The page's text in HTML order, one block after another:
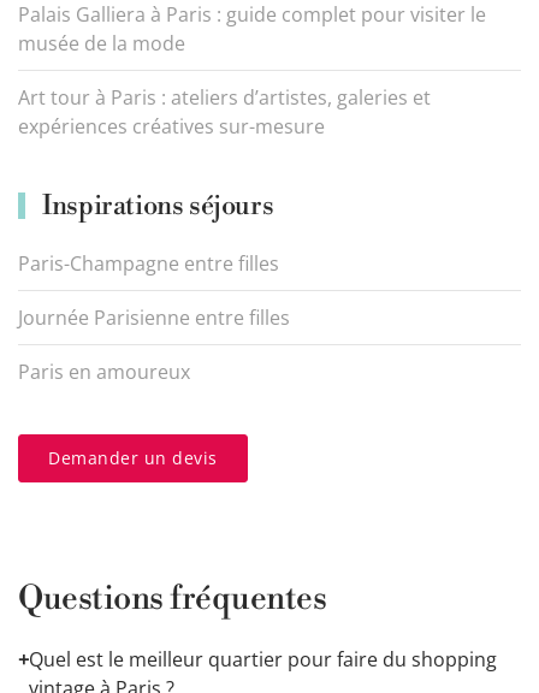
Palais Galliera à Paris : guide complet pour visiter le
musée de la mode
Art tour à Paris : ateliers d’artistes, galeries et
expériences créatives sur-mesure
Inspirations séjours
Paris-Champagne entre filles
Journée Parisienne entre filles
Paris en amoureux
Demander un devis
Questions fréquentes
+Quel est le meilleur quartier pour faire du shopping